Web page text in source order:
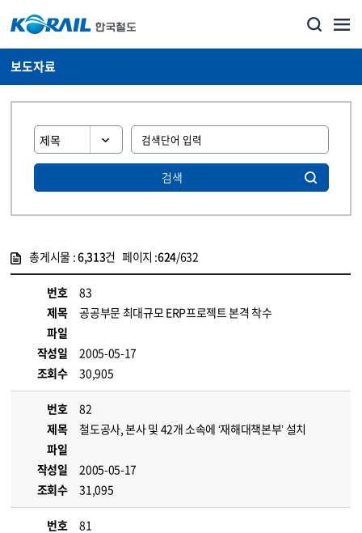
보도자료
검색
총게시물 :6,313건 페이지 :624/632
번호
83
제목
공공부문 최대규모 ERP프로젝트 본격 착수
파일
작성일
2005-05-17
조회수
30,905
번호
82
제목
철도공사, 본사 및 42개 소속에 ‘재해대책본부’ 설치
파일
작성일
2005-05-17
조회수
31,095
번호
81